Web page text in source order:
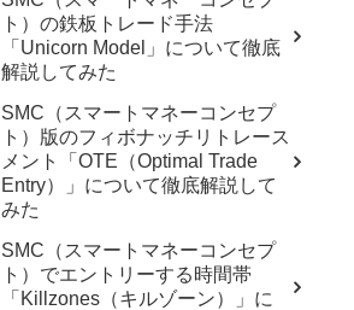
ト）の鉄板トレード手法
「Unicorn Model」について徹底
解説してみた
SMC（スマートマネーコンセプ
ト）版のフィボナッチリトレース
メント「OTE（Optimal Trade
Entry）」について徹底解説して
みた
SMC（スマートマネーコンセプ
ト）でエントリーする時間帯
「Killzones（キルゾーン）」に